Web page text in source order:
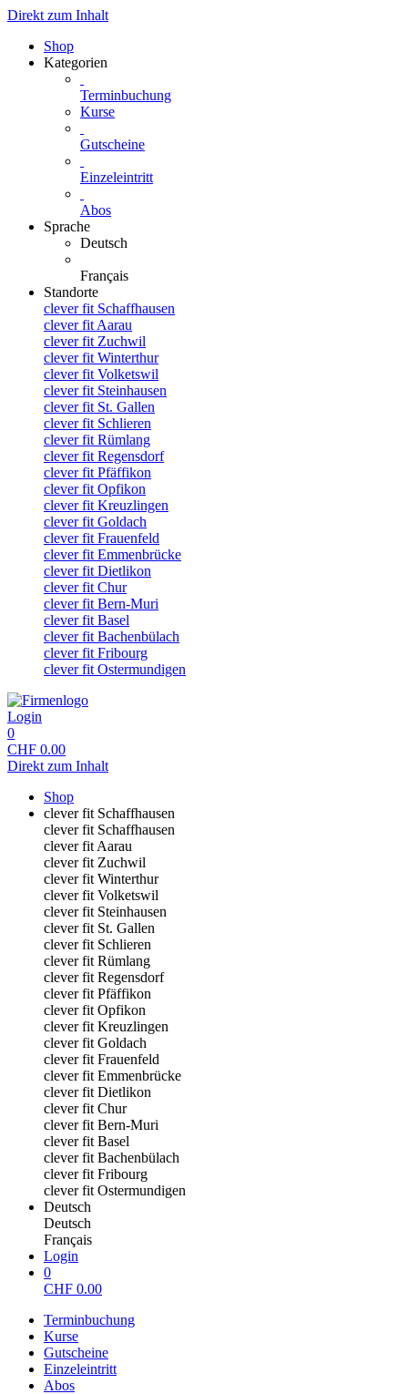
Direkt zum Inhalt
Shop
Kategorien
Terminbuchung
Kurse
Gutscheine
Einzeleintritt
Abos
Sprache
Deutsch
Français
Standorte
clever fit Schaffhausen
clever fit Aarau
clever fit Zuchwil
clever fit Winterthur
clever fit Volketswil
clever fit Steinhausen
clever fit St. Gallen
clever fit Schlieren
clever fit Rümlang
clever fit Regensdorf
clever fit Pfäffikon
clever fit Opfikon
clever fit Kreuzlingen
clever fit Goldach
clever fit Frauenfeld
clever fit Emmenbrücke
clever fit Dietlikon
clever fit Chur
clever fit Bern-Muri
clever fit Basel
clever fit Bachenbülach
clever fit Fribourg
clever fit Ostermundigen
Login
0
CHF 0.00
Direkt zum Inhalt
Shop
clever fit Schaffhausen
clever fit Schaffhausen
clever fit Aarau
clever fit Zuchwil
clever fit Winterthur
clever fit Volketswil
clever fit Steinhausen
clever fit St. Gallen
clever fit Schlieren
clever fit Rümlang
clever fit Regensdorf
clever fit Pfäffikon
clever fit Opfikon
clever fit Kreuzlingen
clever fit Goldach
clever fit Frauenfeld
clever fit Emmenbrücke
clever fit Dietlikon
clever fit Chur
clever fit Bern-Muri
clever fit Basel
clever fit Bachenbülach
clever fit Fribourg
clever fit Ostermundigen
Deutsch
Deutsch
Français
Login
0
CHF 0.00
Terminbuchung
Kurse
Gutscheine
Einzeleintritt
Abos